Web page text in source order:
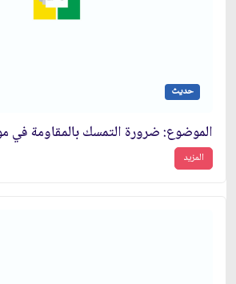
حديث
المزيد